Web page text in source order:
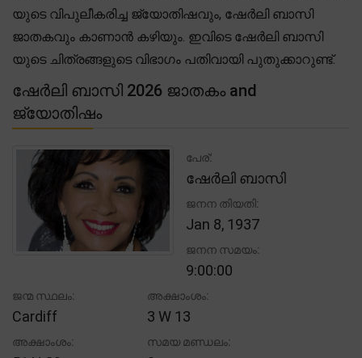
യുടെ വിപുലീകരിച്ച ജ്യോതിഷവും, ഷേർലി ബാസി
ജാതകവും കാണാൻ കഴിയും. ഇവിടെ ഷേർലി ബാസി
യുടെ ചിത്രങ്ങളുടെ വിഭാഗം പതിവായി പുതുക്കാറുണ്ട്.
ഷേർലി ബാസി 2026 ജാതകം and
ജ്യോതിഷം
പേര്:
ഷേർലി ബാസി
ജനന തിയതി:
Jan 8, 1937
ജനന സമയം:
9:00:00
ജന്മ സ്ഥലം:
Cardiff
അക്ഷാംശം:
3 W 13
അക്ഷാംശം: സമയ മണ്ഡലം: